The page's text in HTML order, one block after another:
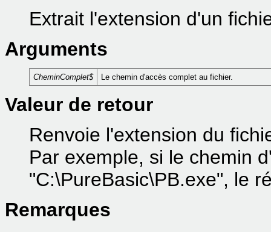
Extrait l'extension d'un
Arguments
CheminComplet$ Le chemin d'accès complet au fichier.
Valeur de retour
Renvoie l'extension du
Par exemple, si le chemin
"C:\PureBasic\PB.exe", le
Remarques